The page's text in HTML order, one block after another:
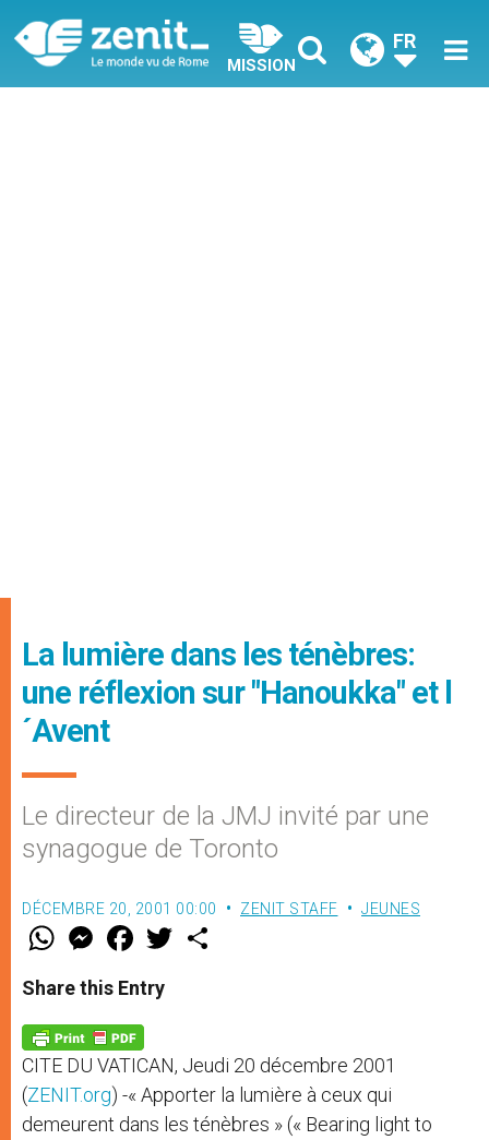
MISSION
FR
La lumière dans les ténèbres:
une réflexion sur "Hanoukka" et l
´Avent
Le directeur de la JMJ invité par une
synagogue de Toronto
DÉCEMBRE 20, 2001 00:00 ZENIT STAFF JEUNES
W
t
s
p
p
M
e
s
e
g
e
r
F
a
e
b
o
k
w
Share this Entry
CITE DU VATICAN, Jeudi 20 décembre 2001
(ZENIT.org) -« Apporter la lumière à ceux qui
demeurent dans les ténèbres » (« Bearing light to